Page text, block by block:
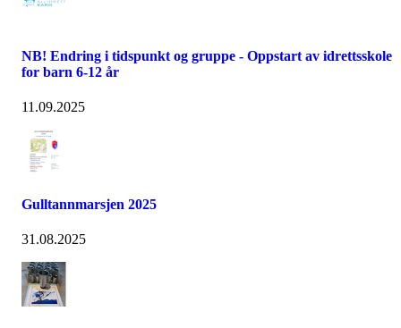
NB! Endring i tidspunkt og gruppe - Oppstart av idrettsskole
for barn 6-12 år
11.09.2025
Gulltannmarsjen 2025
31.08.2025